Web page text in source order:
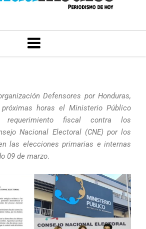
MENU
Defensores por Honduras,
horas el Ministerio Público
requerimiento fiscal contra los
Nacional Electoral (CNE) por los
las elecciones primarias e internas
09 de marzo.